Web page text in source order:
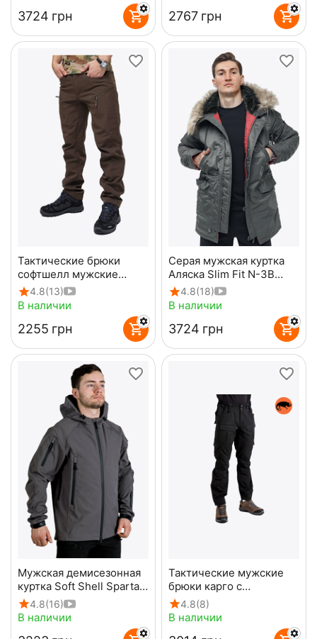
‍3724‍ грн ‍2767‍ грн
Тактические брюки
софтшелл мужские
олива Soft Shell Spartan
Olive
4.8(13)
В наличии
‍2255‍ грн
Серая мужская куртка
Аляска Slim Fit N-3B
Gray удлиненная
4.8(18)
В наличии
‍3724‍ грн
Мужская демисезонная
куртка Soft Shell Spartan
Gray
4.8(16)
В наличии
Тактические мужские
брюки карго с
накладными карманами
Shooter Gen 2 Black
4.8(8)
В наличии